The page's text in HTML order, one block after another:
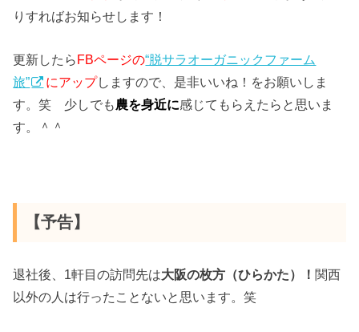
りすればお知らせします！
更新したらFBページの“脱サラオーガニックファーム
旅”
にアップしますので、是非いいね！をお願いしま
す。笑 少しでも農を身近に感じてもらえたらと思いま
す。＾＾
【予告】
退社後、1軒目の訪問先は大阪の枚方（ひらかた）！関西
以外の人は行ったことないと思います。笑